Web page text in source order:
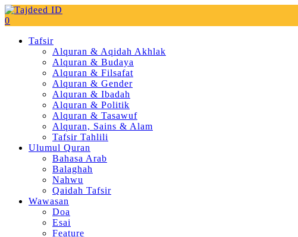
0
Tafsir
Alquran & Aqidah Akhlak
Alquran & Budaya
Alquran & Filsafat
Alquran & Gender
Alquran & Ibadah
Alquran & Politik
Alquran & Tasawuf
Alquran, Sains & Alam
Tafsir Tahlili
Ulumul Quran
Bahasa Arab
Balaghah
Nahwu
Qaidah Tafsir
Wawasan
Doa
Esai
Feature